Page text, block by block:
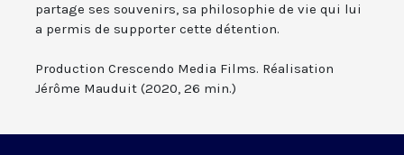
partage ses souvenirs, sa philosophie de vie qui lui
a permis de supporter cette détention.
Production Crescendo Media Films. Réalisation
Jérôme Mauduit (2020, 26 min.)